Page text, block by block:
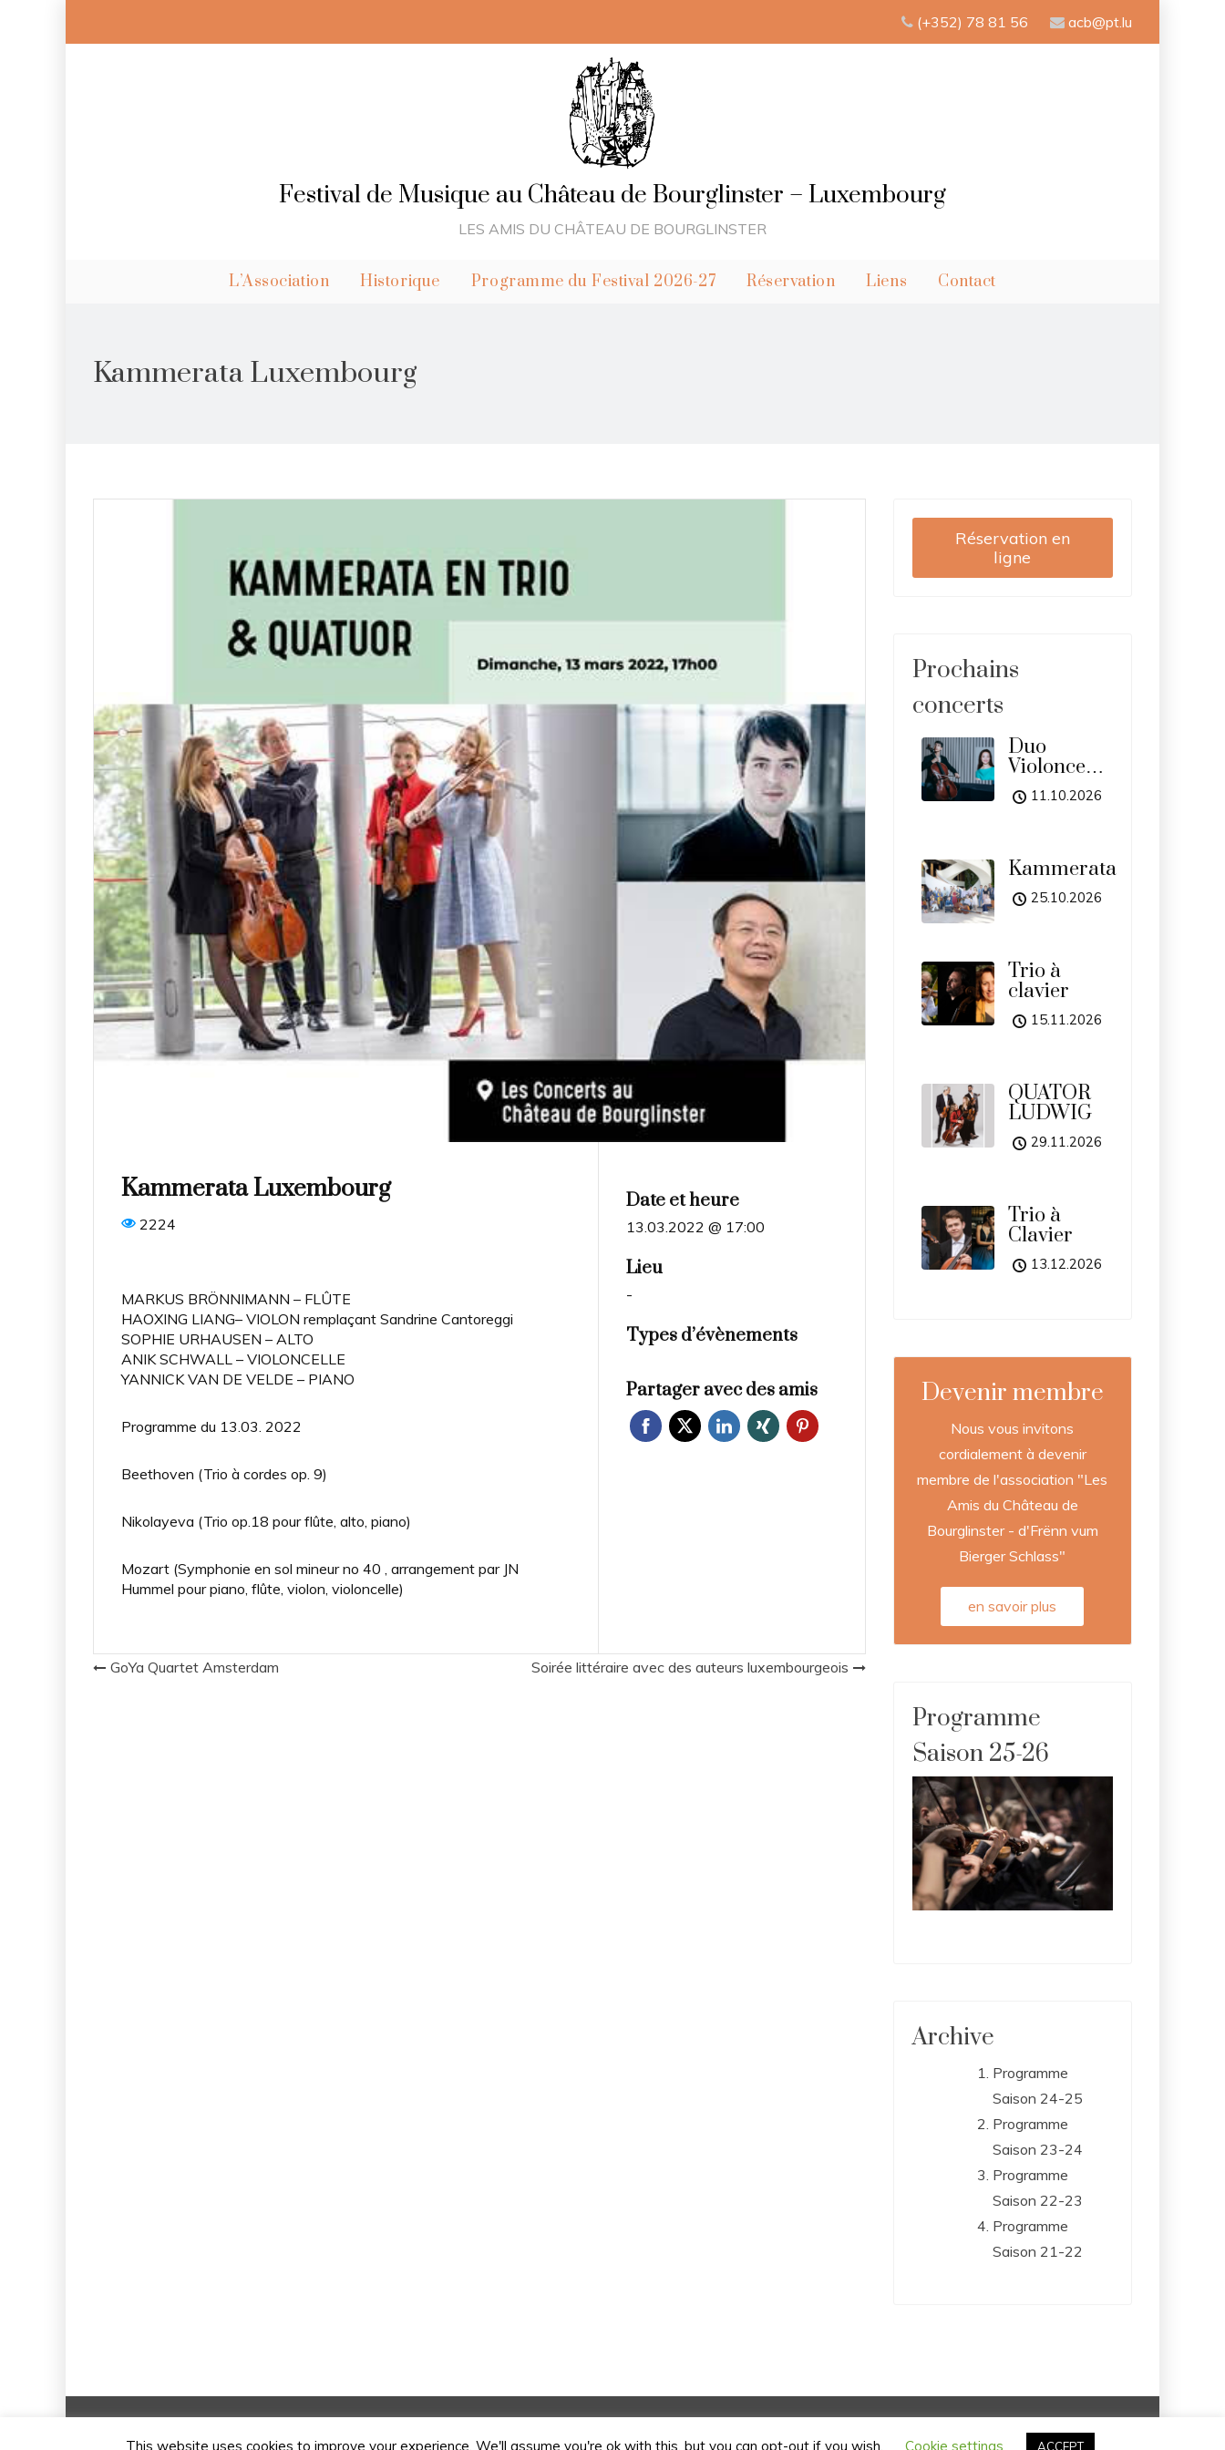
(+352) 78 81 56 acb@pt.lu
Festival de Musique au Château de Bourglinster – Luxembourg
LES AMIS DU CHÂTEAU DE BOURGLINSTER
L’Association Historique Programme du Festival 2026-27 Réservation Liens Contact
Kammerata Luxembourg
Kammerata Luxembourg
2224
MARKUS BRÖNNIMANN – FLÛTE
HAOXING LIANG– VIOLON remplaçant Sandrine Cantoreggi
SOPHIE URHAUSEN – ALTO
ANIK SCHWALL – VIOLONCELLE
YANNICK VAN DE VELDE – PIANO
Programme du 13.03. 2022
Beethoven (Trio à cordes op. 9)
Nikolayeva (Trio op.18 pour flûte, alto, piano)
Mozart (Symphonie en sol mineur no 40 , arrangement par JN
Hummel pour piano, flûte, violon, violoncelle)
Date et heure
13.03.2022 @ 17:00
Lieu
-
Types d’évènements
Partager avec des amis
Navigation
GoYa Quartet Amsterdam Soirée littéraire avec des auteurs luxembourgeois
Réservation en
ligne
Prochains
concerts
Duo
Violoncelle
et Piano
11.10.2026
Kammerata
25.10.2026
Trio à
clavier
15.11.2026
QUATOR
LUDWIG
29.11.2026
Trio à
Clavier
13.12.2026
Devenir membre
Nous vous invitons
cordialement à devenir
membre de l'association "Les
Amis du Château de
Bourglinster - d'Frënn vum
Bierger Schlass"
en savoir plus
Programme
Saison 25-26
Archive
Programme
Saison 24-25
Programme
Saison 23-24
Programme
Saison 22-23
Programme
Saison 21-22
Copyright © 2020 Festival de Musique au Château de Bourglinster – Luxembourg – All rights reserved – Website by Setup Luxembourg
This website uses cookies to improve your experience. We'll assume you're ok with this, but you can opt-out if you wish. Cookie settings ACCEPT